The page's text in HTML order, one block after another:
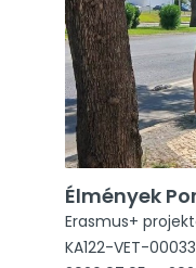
Élmények
Erasmus+
KA122-VET-